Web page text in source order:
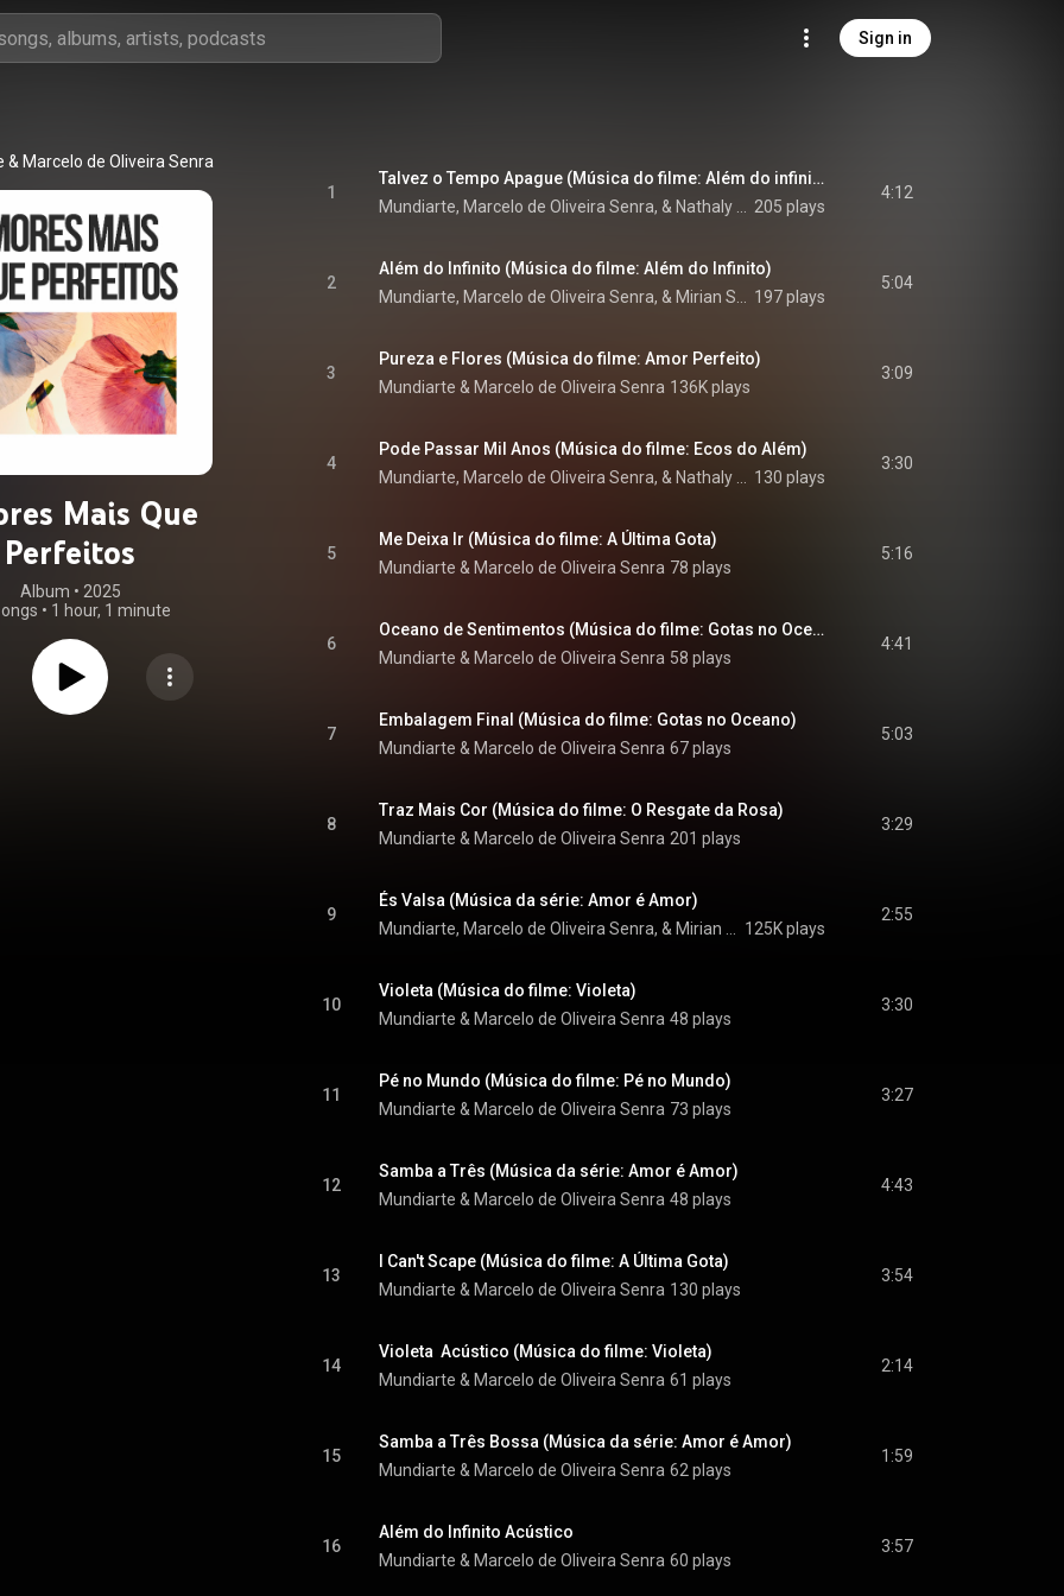
Sign in
& Marcelo de Oliveira Senra
Mais Que
Perfeitos
Album • 2025
• 1 hour, 1 minute
1
Talvez o Tempo Apague (Música do filme: Além do infinito)
205 plays
4:12
2
Além do Infinito (Música do filme: Além do Infinito)
197 plays
5:04
3
Pureza e Flores (Música do filme: Amor Perfeito)
Mundiarte & Marcelo de Oliveira Senra 136K plays
3:09
4
Pode Passar Mil Anos (Música do filme: Ecos do Além)
130 plays
3:30
5
Me Deixa Ir (Música do filme: A Última Gota)
Mundiarte & Marcelo de Oliveira Senra 78 plays
5:16
6
Oceano de Sentimentos (Música do filme: Gotas no Oceano)
Mundiarte & Marcelo de Oliveira Senra 58 plays
4:41
7
Embalagem Final (Música do filme: Gotas no Oceano)
Mundiarte & Marcelo de Oliveira Senra 67 plays
5:03
8
Traz Mais Cor (Música do filme: O Resgate da Rosa)
Mundiarte & Marcelo de Oliveira Senra 201 plays
3:29
9
És Valsa (Música da série: Amor é Amor)
125K plays
2:55
10
Violeta (Música do filme: Violeta)
Mundiarte & Marcelo de Oliveira Senra 48 plays
3:30
11
Pé no Mundo (Música do filme: Pé no Mundo)
Mundiarte & Marcelo de Oliveira Senra 73 plays
3:27
12
Samba a Três (Música da série: Amor é Amor)
Mundiarte & Marcelo de Oliveira Senra 48 plays
4:43
13
I Can't Scape (Música do filme: A Última Gota)
Mundiarte & Marcelo de Oliveira Senra 130 plays
3:54
14
Violeta  Acústico (Música do filme: Violeta)
Mundiarte & Marcelo de Oliveira Senra 61 plays
2:14
15
Samba a Três Bossa (Música da série: Amor é Amor)
Mundiarte & Marcelo de Oliveira Senra 62 plays
1:59
16
Além do Infinito Acústico
Mundiarte & Marcelo de Oliveira Senra 60 plays
3:57